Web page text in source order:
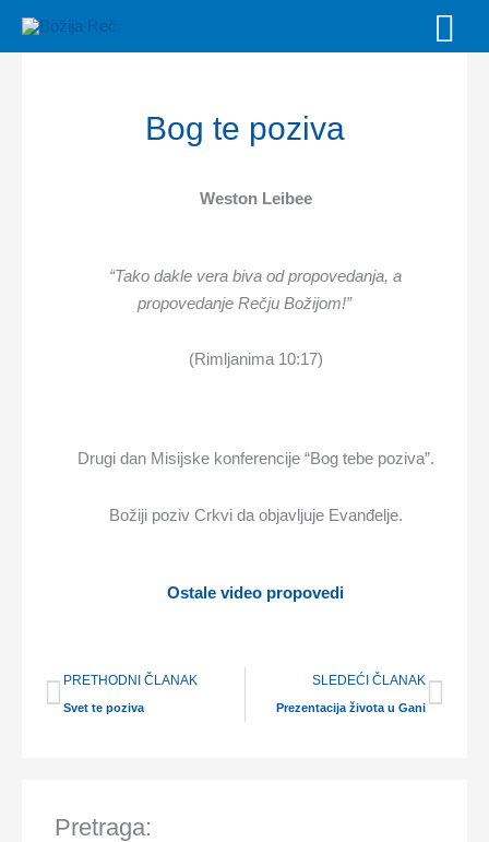
Bog te poziva
Weston Leibee
“Tako dakle vera biva od propovedanja, a
propovedanje Rečju Božijom!”
(Rimljanima 10:17)
Drugi dan Misijske konferencije “Bog tebe poziva”.
Božiji poziv Crkvi da objavljuje Evanđelje.
Ostale video propovedi
Prev
PRETHODNI ČLANAK
Svet te poziva
SLEDEĆI ČLANAK
Prezentacija života u Gani
Pretraga: